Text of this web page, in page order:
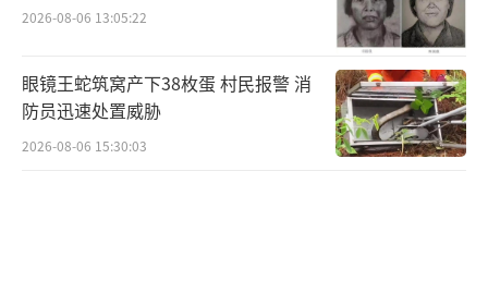
2026-08-06 13:05:22
眼镜王蛇筑窝产下38枚蛋 村民报警 消
防员迅速处置威胁
2026-08-06 15:30:03